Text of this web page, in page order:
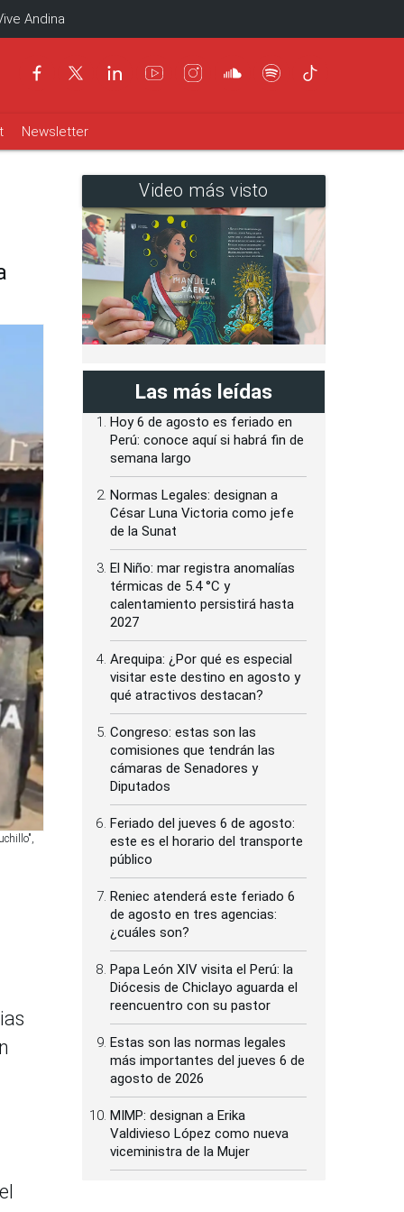
Andina
Newsletter
Video más visto
Las más leídas
Hoy 6 de agosto es feriado en
Perú: conoce aquí si habrá fin de
semana largo
Normas Legales: designan a
César Luna Victoria como jefe
de la Sunat
El Niño: mar registra anomalías
térmicas de 5.4 °C y
calentamiento persistirá hasta
2027
Arequipa: ¿Por qué es especial
visitar este destino en agosto y
qué atractivos destacan?
Congreso: estas son las
comisiones que tendrán las
cámaras de Senadores y
Diputados
Feriado del jueves 6 de agosto:
este es el horario del transporte
público
Reniec atenderá este feriado 6
de agosto en tres agencias:
¿cuáles son?
Papa León XIV visita el Perú: la
Diócesis de Chiclayo aguarda el
reencuentro con su pastor
Estas son las normas legales
más importantes del jueves 6 de
agosto de 2026
MIMP: designan a Erika
Valdivieso López como nueva
viceministra de la Mujer